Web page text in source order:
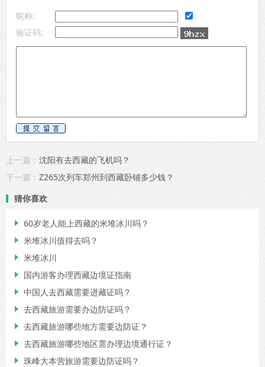
昵称:
验证码:
上一篇： 沈阳有去西藏的飞机吗？
下一篇： Z265次列车郑州到西藏卧铺多少钱？
猜你喜欢
 60岁老人能上西藏的米堆冰川吗？
 米堆冰川值得去吗？
 米堆冰川
 国内游客办理西藏边境证指南
 中国人去西藏需要进藏证吗？
 去西藏旅游需要办边防证吗？
 去西藏旅游哪些地方需要边防证？
 去西藏旅游哪些地区需办理边境通行证？
 珠峰大本营旅游需要边防证吗？